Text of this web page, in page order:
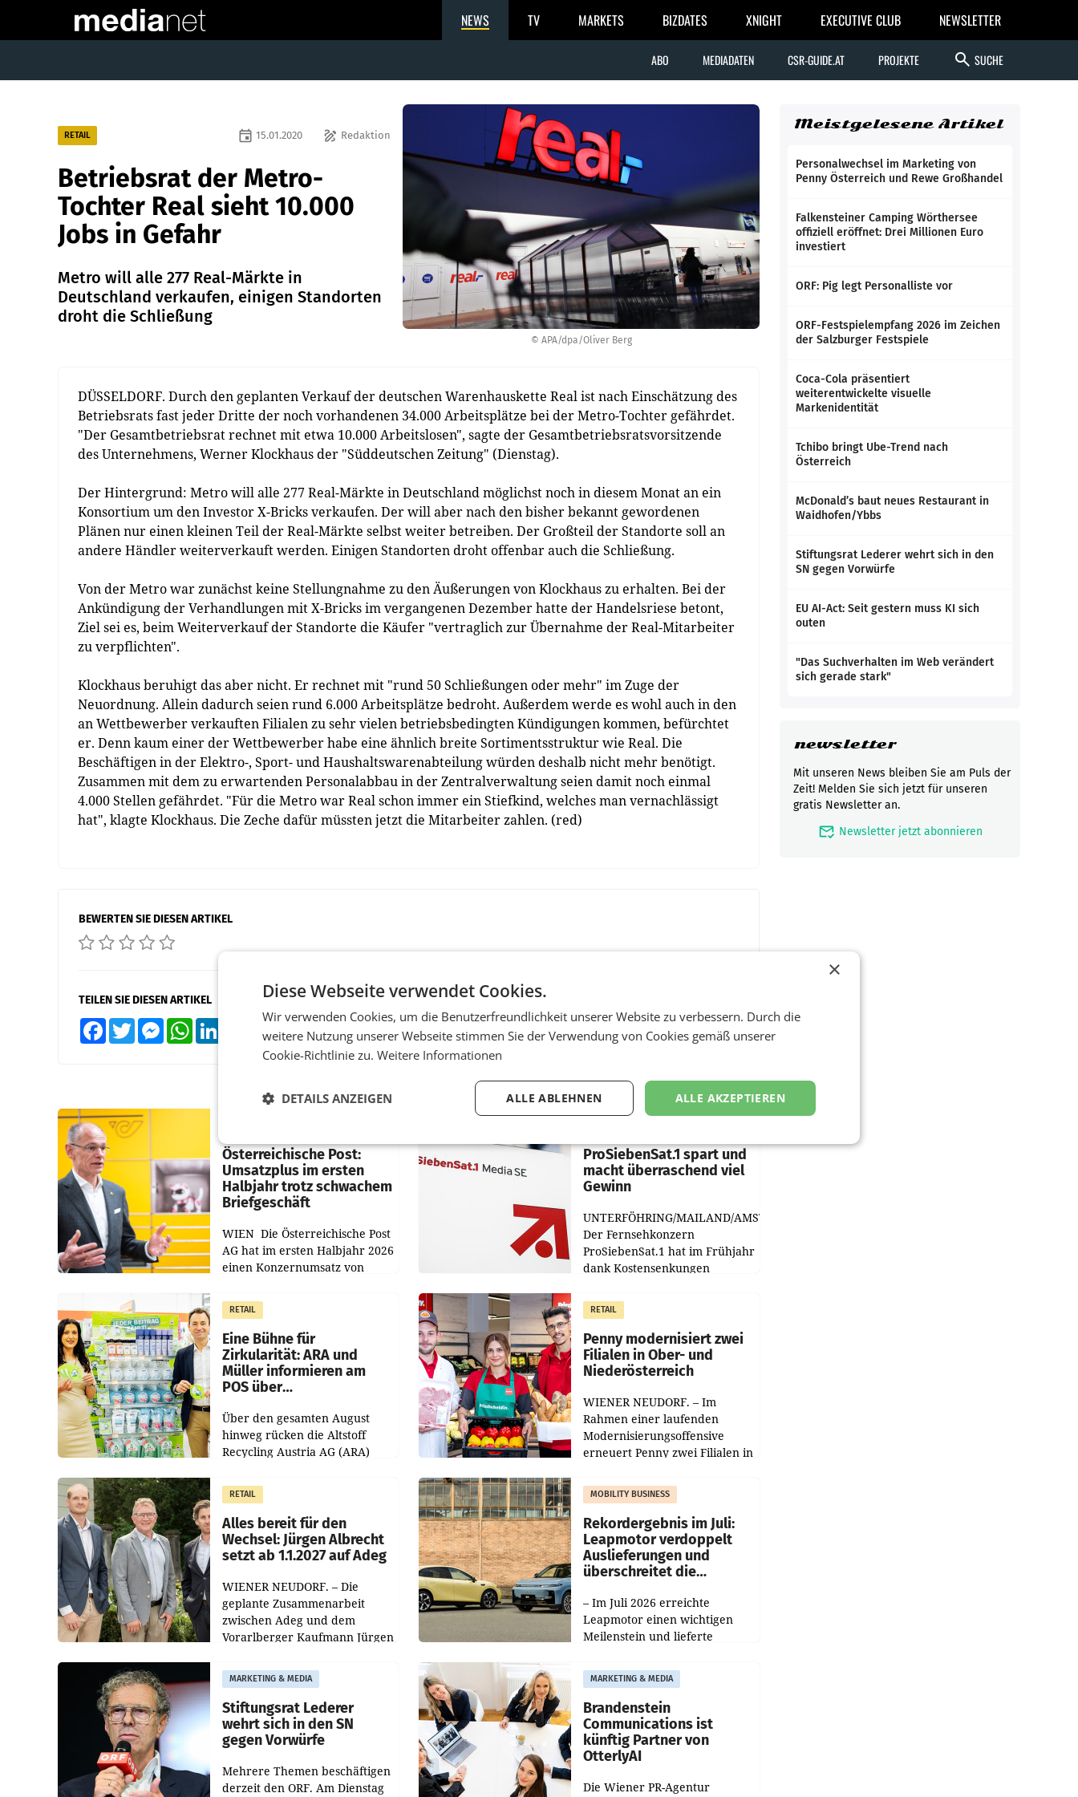
NEWS TV MARKETS BIZDATES XNIGHT EXECUTIVE CLUB NEWSLETTER
ABO MEDIADATEN CSR-GUIDE.AT PROJEKTE search SUCHE
© APA/dpa/Oliver Berg
RETAIL draw Redaktion
event 15.01.2020
Betriebsrat der Metro-
Tochter Real sieht 10.000
Jobs in Gefahr
Metro will alle 277 Real-Märkte in
Deutschland verkaufen, einigen Standorten
droht die Schließung
DÜSSELDORF. Durch den geplanten Verkauf der deutschen Warenhauskette Real ist nach Einschätzung des
Betriebsrats fast jeder Dritte der noch vorhandenen 34.000 Arbeitsplätze bei der Metro-Tochter gefährdet.
"Der Gesamtbetriebsrat rechnet mit etwa 10.000 Arbeitslosen", sagte der Gesamtbetriebsratsvorsitzende
des Unternehmens, Werner Klockhaus der "Süddeutschen Zeitung" (Dienstag).
Der Hintergrund: Metro will alle 277 Real-Märkte in Deutschland möglichst noch in diesem Monat an ein
Konsortium um den Investor X-Bricks verkaufen. Der will aber nach den bisher bekannt gewordenen
Plänen nur einen kleinen Teil der Real-Märkte selbst weiter betreiben. Der Großteil der Standorte soll an
andere Händler weiterverkauft werden. Einigen Standorten droht offenbar auch die Schließung.
Von der Metro war zunächst keine Stellungnahme zu den Äußerungen von Klockhaus zu erhalten. Bei der
Ankündigung der Verhandlungen mit X-Bricks im vergangenen Dezember hatte der Handelsriese betont,
Ziel sei es, beim Weiterverkauf der Standorte die Käufer "vertraglich zur Übernahme der Real-Mitarbeiter
zu verpflichten".
Klockhaus beruhigt das aber nicht. Er rechnet mit "rund 50 Schließungen oder mehr" im Zuge der
Neuordnung. Allein dadurch seien rund 6.000 Arbeitsplätze bedroht. Außerdem werde es wohl auch in den
an Wettbewerber verkauften Filialen zu sehr vielen betriebsbedingten Kündigungen kommen, befürchtet
er. Denn kaum einer der Wettbewerber habe eine ähnlich breite Sortimentsstruktur wie Real. Die
Beschäftigen in der Elektro-, Sport- und Haushaltswarenabteilung würden deshalb nicht mehr benötigt.
Zusammen mit dem zu erwartenden Personalabbau in der Zentralverwaltung seien damit noch einmal
4.000 Stellen gefährdet. "Für die Metro war Real schon immer ein Stiefkind, welches man vernachlässigt
hat", klagte Klockhaus. Die Zeche dafür müssten jetzt die Mitarbeiter zahlen. (red)
BEWERTEN SIE DIESEN ARTIKEL
TEILEN SIE DIESEN ARTIKEL
FacebookTwitter MessengerWhatsApp XING Teilen
Österreichische Post:
Umsatzplus im ersten
Halbjahr trotz schwachem
Briefgeschäft
WIEN Die Österreichische Post
AG hat im ersten Halbjahr 2026
einen Konzernumsatz von
erwirtschaftet, was einem Plus
von 3,8 Prozent gegenüber
dem Vergleichszeitraum
ProSiebenSat.1 spart und
macht überraschend viel
Gewinn
UNTERFÖHRING/MAILAND/AMSTERDAM.
Der Fernsehkonzern
ProSiebenSat.1 hat im Frühjahr
dank Kostensenkungen
gemacht und die
Markterwartung deutlich
übertroffen.
RETAIL
Eine Bühne für
Zirkularität: ARA und
Müller informieren am
POS über
Über den gesamten August
hinweg rücken die Altstoff
Recycling Austria AG (ARA)
Müller die Initiative „Kreislauf-
Helden“ in allen
österreichischen Müller-Filialen
RETAIL
Penny modernisiert zwei
Filialen in Ober- und
Niederösterreich
WIENER NEUDORF. – Im
Rahmen einer laufenden
Modernisierungsoffensive
erneuert Penny zwei Filialen in
Die beiden Standorte liegen in
Haag sowie im rund
RETAIL
Alles bereit für den
Wechsel: Jürgen Albrecht
setzt ab 1.1.2027 auf Adeg
WIENER NEUDORF. – Die
geplante Zusammenarbeit
zwischen Adeg und dem
Vorarlberger Kaufmann Jürgen
freigegeben: Die
Bundeswettbewerbsbehörde
und der Bundeskartellanwalt
MOBILITY BUSINESS
Rekordergebnis im Juli:
Leapmotor verdoppelt
Auslieferungen und
überschreitet die
– Im Juli 2026 erreichte
Leapmotor einen wichtigen
Meilenstein und lieferte
aus, womit sich das Ergebnis
gegenüber Juli 2025 mehr als
verdoppelte (+102
MARKETING & MEDIA
Stiftungsrat Lederer
wehrt sich in den SN
gegen Vorwürfe
Mehrere Themen beschäftigen
derzeit den ORF. Am Dienstag
MARKETING & MEDIA
Brandenstein
Communications ist
künftig Partner von
OtterlyAI
Die Wiener PR-Agentur
Meistgelesene Artikel
Personalwechsel im Marketing von
Penny Österreich und Rewe Großhandel
Falkensteiner Camping Wörthersee
offiziell eröffnet: Drei Millionen Euro
investiert
ORF: Pig legt Personalliste vor
ORF-Festspielempfang 2026 im Zeichen
der Salzburger Festspiele
Coca-Cola präsentiert
weiterentwickelte visuelle
Markenidentität
Tchibo bringt Ube-Trend nach
Österreich
McDonald’s baut neues Restaurant in
Waidhofen/Ybbs
Stiftungsrat Lederer wehrt sich in den
SN gegen Vorwürfe
EU AI-Act: Seit gestern muss KI sich
outen
"Das Suchverhalten im Web verändert
sich gerade stark"
newsletter
Mit unseren News bleiben Sie am Puls der
Zeit! Melden Sie sich jetzt für unseren
gratis Newsletter an.
mark_email_read Newsletter jetzt abonnieren
×
Diese Webseite verwendet Cookies.
Wir verwenden Cookies, um die Benutzerfreundlichkeit unserer Website zu verbessern. Durch die
weitere Nutzung unserer Webseite stimmen Sie der Verwendung von Cookies gemäß unserer
Cookie-Richtlinie zu. Weitere Informationen
ALLE AKZEPTIEREN
ALLE ABLEHNEN
DETAILS ANZEIGEN